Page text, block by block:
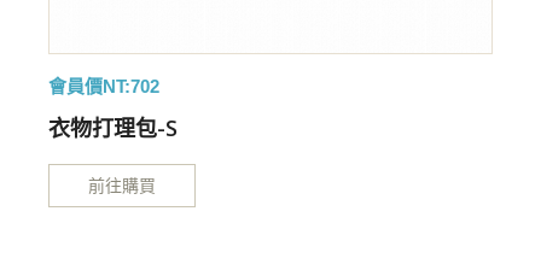
會員價NT:702
衣物打理包-S
前往購買